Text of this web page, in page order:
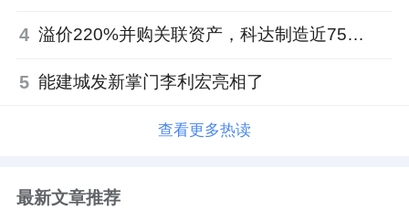
4 溢价220%并购关联资产，科达制造近75亿元重组被否
5 能建城发新掌门李利宏亮相了
查看更多热读
最新文章推荐